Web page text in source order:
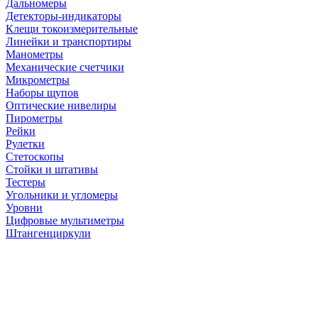
Дальномеры
Детекторы-индикаторы
Клещи токоизмерительные
Линейки и транспортиры
Манометры
Механические счетчики
Микрометры
Наборы щупов
Оптические нивелиры
Пирометры
Рейки
Рулетки
Стетоскопы
Стойки и штативы
Тестеры
Угольники и угломеры
Уровни
Цифровые мультиметры
Штангенциркули